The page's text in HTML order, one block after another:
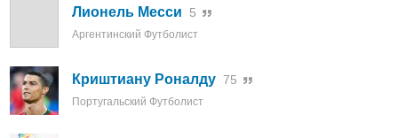
Лионель Месси 5
Аргентинский Футболист
Криштиану Роналду 75
Португальский Футболист